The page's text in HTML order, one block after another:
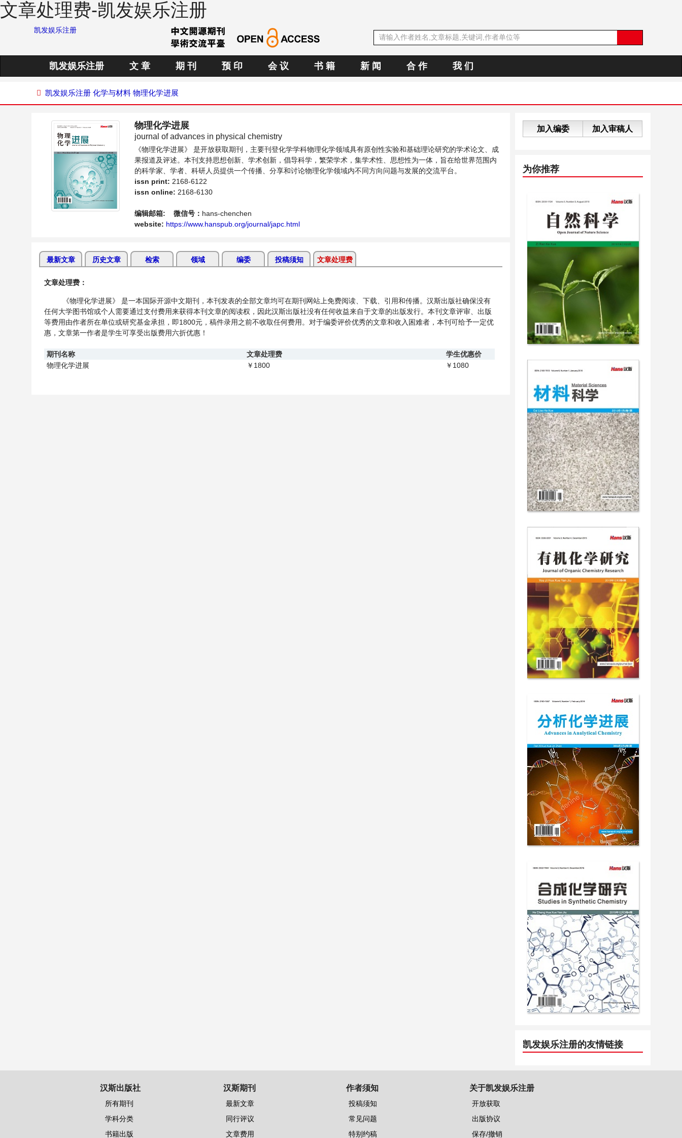
文章处理费-凯发娱乐注册
凯发娱乐注册
凯发娱乐注册 文 章 期 刊 预 印 会 议 书 籍 新 闻 合 作 我 们
凯发娱乐注册 化学与材料 物理化学进展
物理化学进展
journal of advances in physical chemistry
《物理化学进展》 是开放获取期刊，主要刊登化学学科物理化学领域具有原创性实验和基础理论研究的学术论文、成
果报道及评述。本刊支持思想创新、学术创新，倡导科学，繁荣学术，集学术性、思想性为一体，旨在给世界范围内
的科学家、学者、科研人员提供一个传播、分享和讨论物理化学领域内不同方向问题与发展的交流平台。
issn print: 2168-6122
issn online: 2168-6130
编辑邮箱: 微信号： hans-chenchen
website: https://www.hanspub.org/journal/japc.html
最新文章 历史文章 检索 领域 编委 投稿须知 文章处理费
文章处理费：
《物理化学进展》 是一本国际开源中文期刊，本刊发表的全部文章均可在期刊网站上免费阅读、下载、引用和传播。汉斯出版社确保没有
任何大学图书馆或个人需要通过支付费用来获得本刊文章的阅读权，因此汉斯出版社没有任何收益来自于文章的出版发行。本刊文章评审、出版
等费用由作者所在单位或研究基金承担，即1800元，稿件录用之前不收取任何费用。对于编委评价优秀的文章和收入困难者，本刊可给予一定优
惠，文章第一作者是学生可享受出版费用六折优惠！
期刊名称 文章处理费
学生优惠价
物理化学进展
￥ 1800 ￥ 1080
加入编委 加入审稿人
为你推荐
凯发娱乐注册的友情链接
汉斯出版社
所有期刊
学科分类
书籍出版
汉斯期刊
最新文章
同行评议
文章费用
作者须知
投稿须知
常见问题
特别约稿
关于凯发娱乐注册
开放获取
出版协议
保存/撤销